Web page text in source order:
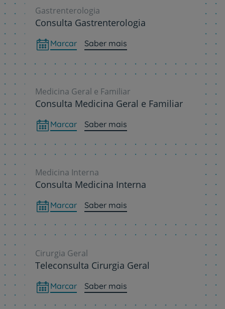
Gastrenterologia
Consulta Gastrenterologia
Marcar Saber mais
Medicina Geral e Familiar
Consulta Medicina Geral e Familiar
Marcar Saber mais
Medicina Interna
Consulta Medicina Interna
Marcar Saber mais
Cirurgia Geral
Teleconsulta Cirurgia Geral
Marcar Saber mais